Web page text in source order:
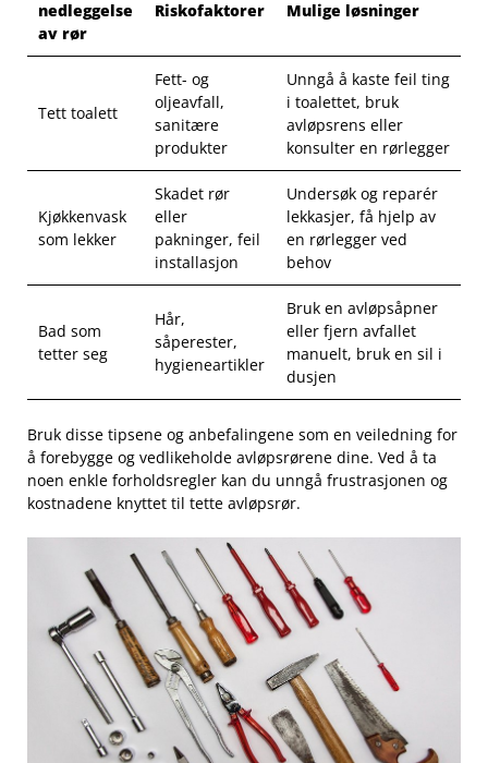
nedleggelse
av ‍rør
Riskofaktorer Mulige løsninger
Tett toalett
Fett- og
oljeavfall,
sanitære
produkter
Unngå å kaste feil ting
i toalettet, bruk
avløpsrens eller
konsulter en rørlegger
Kjøkkenvask​
som lekker
Skadet rør
eller
pakninger,⁢ feil
installasjon
Undersøk og reparér
lekkasjer, få hjelp av
en rørlegger ved
behov
Bad‍ som
tetter seg
Hår,
såperester,
⁢hygieneartikler
Bruk en avløpsåpner
eller fjern avfallet
manuelt, bruk en sil​ i
dusjen
Bruk disse tipsene ⁤og anbefalingene⁢ som en veiledning for
å forebygge og ⁢vedlikeholde avløpsrørene dine. Ved⁣ å ta
noen enkle⁤ forholdsregler kan ‌du unngå frustrasjonen og ​
kostnadene knyttet til tette avløpsrør.